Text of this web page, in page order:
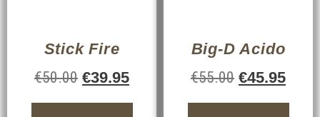
Stick Fire
€50.00 €39.95
Big-D Acido
€55.00 €45.95